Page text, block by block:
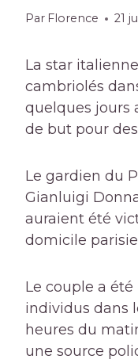
Par Florence 21
La star
cambriolés
quelques jours
de but pour
Le gardien du
Gianluigi
auraient été
domicile
Le couple a
individus dans
heures du
une source